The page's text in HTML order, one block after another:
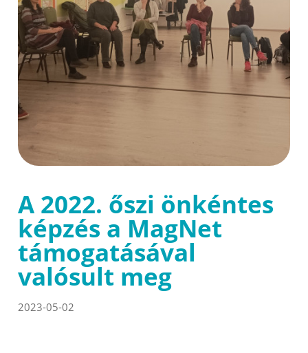
A 2022. őszi önkéntes
képzés a MagNet
támogatásával
valósult meg
2023-05-02